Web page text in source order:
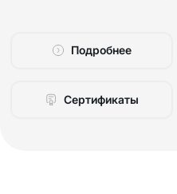
Подробнее
Сертификаты